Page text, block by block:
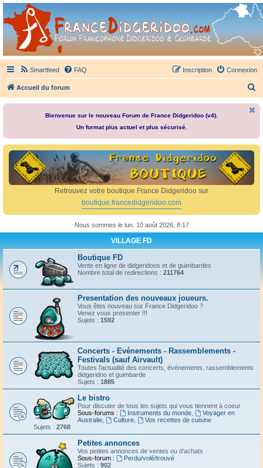
France Didgeridoo
Didgeridoo et Guimbarde sur France Didgeridoo - retrouvez la communauté.
Smartfeed FAQ Connexion
Inscription
Accueil du forum
e
r
Bienvenue sur le nouveau Forum de France Didgeridoo (v4).
Un format plus actuel et plus sécurisé.
Retrouvez votre boutique France Didgeridoo sur
boutique.francedidgeridoo.com
Nous sommes le lun. 10 août 2026, 8:17
VILLAGE FD
Boutique FD
Vente en ligne de didgeridoos et de guimbardes
Nombre total de redirections : 211764
Presentation des nouveaux joueurs.
Vous êtes nouveau sur France Didgeridoo ?
Venez vous presenter !!!
Sujets : 1592
Concerts - Evénements - Rassemblements -
Festivals (sauf Airvault)
Toutes l'actualité des concerts, événements, rassemblements
didgeridoo et guimbarde
Sujets : 1885
Le bistro
Pour discuter de tous les sujets qui vous tiennent à coeur
Sous-forums :
Instruments du monde,
Voyager en
Australie
Culture,
Vos recettes de cuisine
Sujets : 2768
Petites annonces
Vos petites annonces de ventes ou d'achats
Sous-forum :
Perdu/volé/trouvé
Sujets : 902